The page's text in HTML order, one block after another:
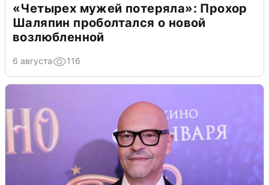
«Четырех мужей потеряла»: Прохор
Шаляпин проболтался о новой
возлюбленной
6 августа 116